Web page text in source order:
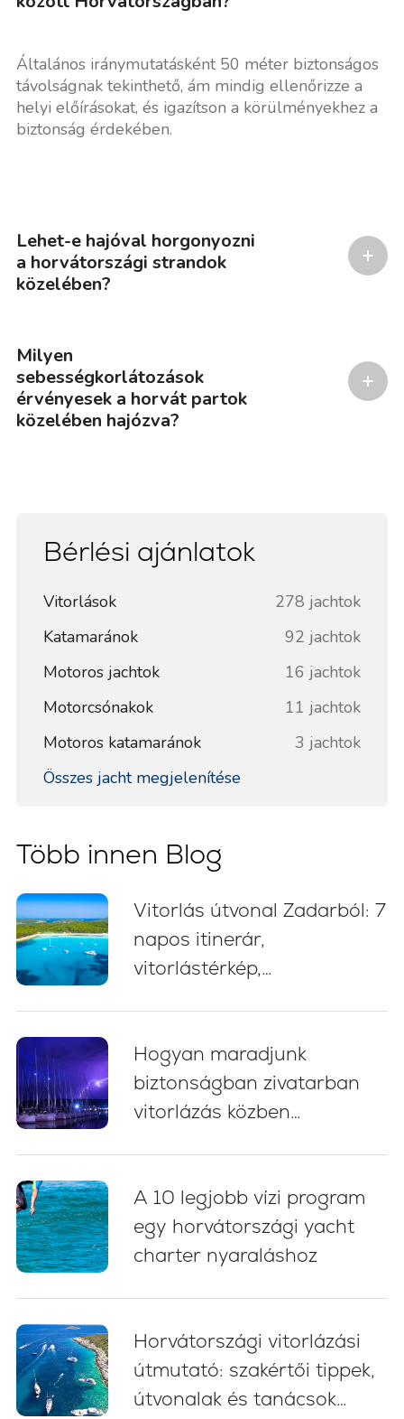
Általános iránymutatásként 50 méter biztonságos
távolságnak tekinthető, ám mindig ellenőrizze a
helyi előírásokat, és igazítson a körülményekhez a
biztonság érdekében.
Lehet-e hajóval horgonyozni
a horvátországi strandok
közelében?
Milyen
sebességkorlátozások
érvényesek a horvát partok
közelében hajózva?
Bérlési ajánlatok
Vitorlások
278 jachtok
Katamaránok
92 jachtok
Motoros jachtok
16 jachtok
Motorcsónakok
11 jachtok
Motoros katamaránok
3 jachtok
Összes jacht megjelenítése
Több innen Blog
Vitorlás útvonal Zadarból: 7
napos itinerár,
vitorlástérkép,
Hogyan maradjunk
biztonságban zivatarban
vitorlázás közben
A 10 legjobb vízi program
egy horvátországi yacht
charter nyaraláshoz
Horvátországi vitorlázási
útmutató: szakértői tippek,
útvonalak és tanácsok